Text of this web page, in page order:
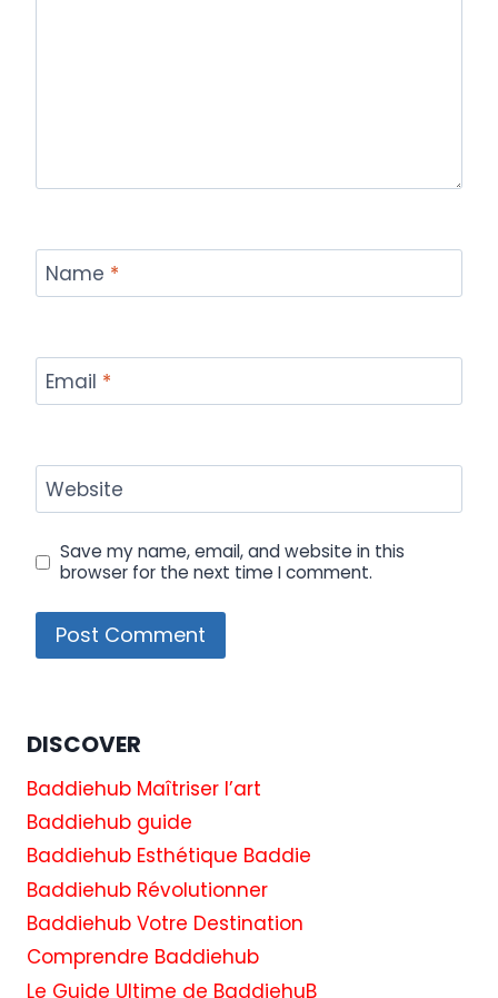
Name *
Email *
Website
Save my name, email, and website in this
browser for the next time I comment.
DISCOVER
Baddiehub Maîtriser l’art
Baddiehub guide
Baddiehub Esthétique Baddie
Baddiehub Révolutionner
Baddiehub Votre Destination
Comprendre Baddiehub
Le Guide Ultime de BaddiehuB